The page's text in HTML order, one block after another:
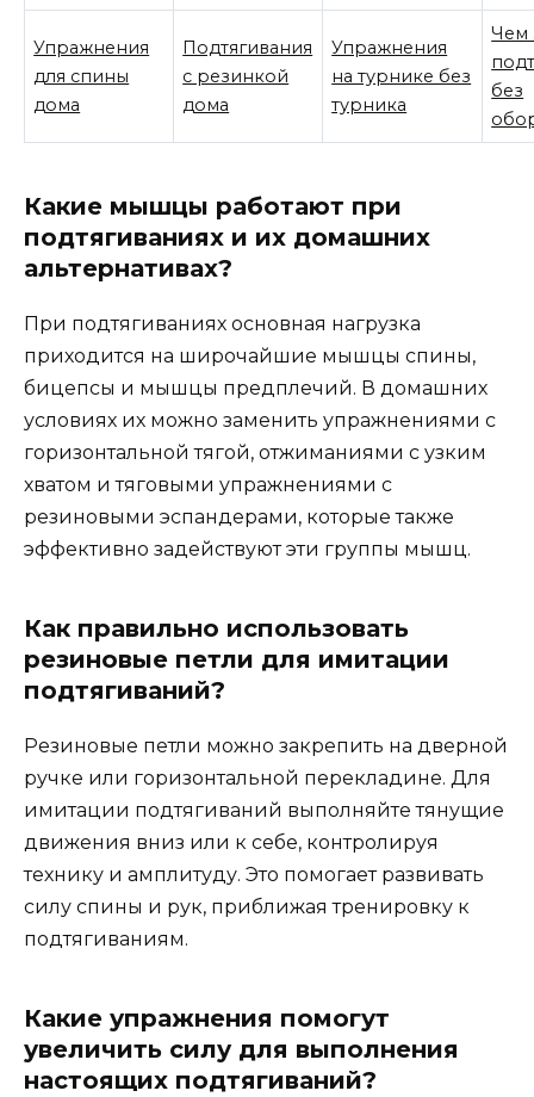
Упражнения
для спины
дома
Подтягивания
с резинкой
дома
Упражнения
на турнике без
турника
Чем
без
Какие мышцы работают при
подтягиваниях и их домашних
альтернативах?
При подтягиваниях основная нагрузка
приходится на широчайшие мышцы спины,
бицепсы и мышцы предплечий. В домашних
условиях их можно заменить упражнениями с
горизонтальной тягой, отжиманиями с узким
хватом и тяговыми упражнениями с
резиновыми эспандерами, которые также
эффективно задействуют эти группы мышц.
Как правильно использовать
резиновые петли для имитации
подтягиваний?
Резиновые петли можно закрепить на дверной
ручке или горизонтальной перекладине. Для
имитации подтягиваний выполняйте тянущие
движения вниз или к себе, контролируя
технику и амплитуду. Это помогает развивать
силу спины и рук, приближая тренировку к
подтягиваниям.
Какие упражнения помогут
увеличить силу для выполнения
настоящих подтягиваний?